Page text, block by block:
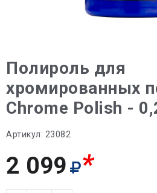
Полироль для
хромированных
Chrome Polish -
Артикул: 23082
2 099 *